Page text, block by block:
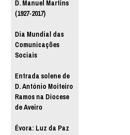
D. Manuel Martins
(1927-2017)
Dia Mundial das
Comunicações
Sociais
Entrada solene de
D. António Moiteiro
Ramos na Diocese
de Aveiro
Évora: Luz da Paz